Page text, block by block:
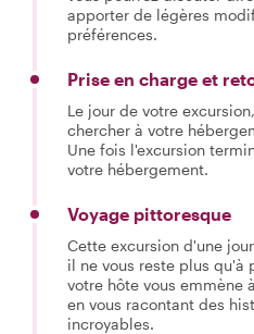
apporter de légères
préférences.
Prise en charge et
Le jour de votre
chercher à votre
Une fois l'excursion
votre hébergement.
Voyage pittoresque
Cette excursion d'une
il ne vous reste plus qu'à
votre hôte vous emmène
en vous racontant des
incroyables.